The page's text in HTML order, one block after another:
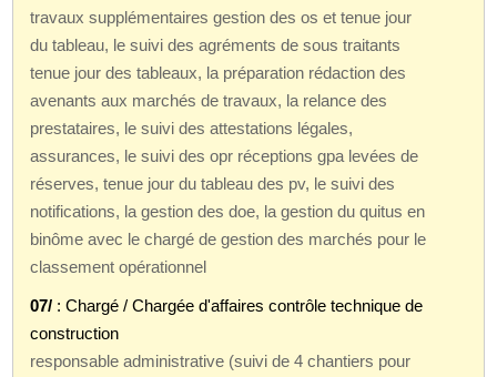
travaux supplémentaires gestion des os et tenue jour
du tableau, le suivi des agréments de sous traitants
tenue jour des tableaux, la préparation rédaction des
avenants aux marchés de travaux, la relance des
prestataires, le suivi des attestations légales,
assurances, le suivi des opr réceptions gpa levées de
réserves, tenue jour du tableau des pv, le suivi des
notifications, la gestion des doe, la gestion du quitus en
binôme avec le chargé de gestion des marchés pour le
classement opérationnel
07/ : Chargé / Chargée d'affaires contrôle technique de
construction
responsable administrative (suivi de 4 chantiers pour